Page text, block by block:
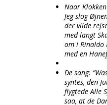
Naar
Jeg slog
der vilde
med langt
om i Rinaldo
med en
De sang:
syntes, den
flygtede Alle
saa, at de